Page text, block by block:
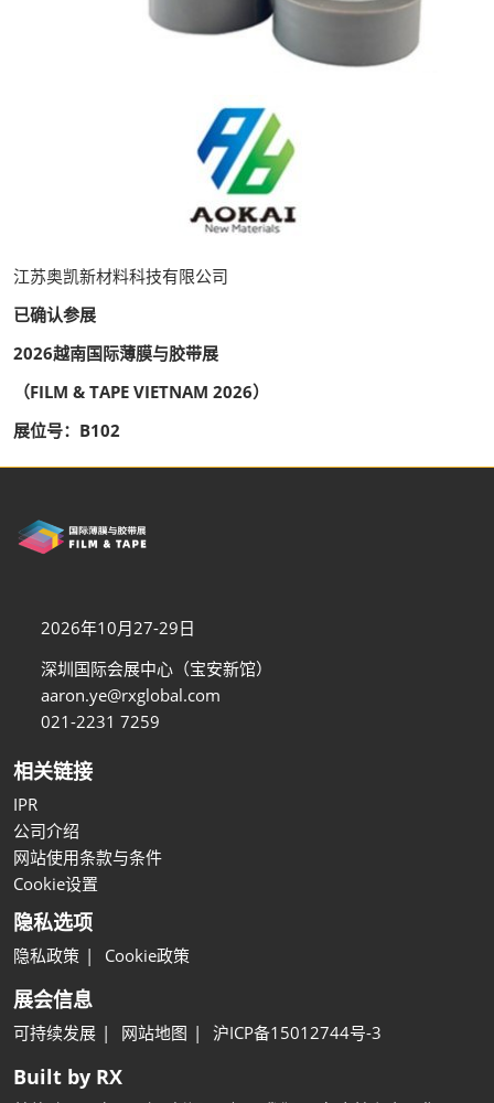
江苏奥凯新材料科技有限公司
已确认参展
2026越南国际薄膜与胶带展
（FILM & TAPE VIETNAM 2026）
展位号：B102
2026年10月27-29日
深圳国际会展中心（宝安新馆）
aaron.ye@rxglobal.com
021-2231 7259
相关链接
IPR
公司介绍
网站使用条款与条件
Cookie设置
隐私选项
隐私政策 Cookie政策
展会信息
可持续发展 网站地图 沪ICP备15012744号-3
Built by RX